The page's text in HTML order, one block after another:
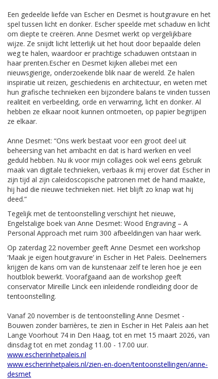
Een gedeelde liefde van Escher en Desmet is houtgravure en het
spel tussen licht en donker. Escher speelde met schaduw en licht
om diepte te creëren. Anne Desmet werkt op vergelijkbare
wijze. Ze snijdt licht letterlijk uit het hout door bepaalde delen
weg te halen, waardoor er prachtige schaduwen ontstaan in
haar prenten.Escher en Desmet kijken allebei met een
nieuwsgierige, onderzoekende blik naar de wereld. Ze halen
inspiratie uit reizen, geschiedenis en architectuur, en weten met
hun grafische technieken een bijzondere balans te vinden tussen
realiteit en verbeelding, orde en verwarring, licht en donker. Al
hebben ze elkaar nooit kunnen ontmoeten, op papier begrijpen
ze elkaar.
Anne Desmet: “Ons werk bestaat voor een groot deel uit
beheersing van het ambacht en dat is hard werken en veel
geduld hebben. Nu ik voor mijn collages ook wel eens gebruik
maak van digitale technieken, verbaas ik mij erover dat Escher in
zijn tijd al zijn caleidoscopische patronen met de hand maakte,
hij had die nieuwe technieken niet. Het blijft zo knap wat hij
deed.”
Tegelijk met de tentoonstelling verschijnt het nieuwe,
Engelstalige boek van Anne Desmet: Wood Engraving – A
Personal Approach met ruim 300 afbeeldingen van haar werk.
Op zaterdag 22 november geeft Anne Desmet een workshop
‘Maak je eigen houtgravure’ in Escher in Het Paleis. Deelnemers
krijgen de kans om van de kunstenaar zelf te leren hoe je een
houtblok bewerkt. Voorafgaand aan de workshop geeft
conservator Mireille Linck een inleidende rondleiding door de
tentoonstelling.
Vanaf 20 november is de tentoonstelling Anne Desmet -
Bouwen zonder barrières, te zien in Escher in Het Paleis aan het
Lange Voorhout 74 in Den Haag, tot en met 15 maart 2026, van
dinsdag tot en met zondag 11.00 - 17.00 uur.
www.escherinhetpaleis.nl
www.escherinhetpaleis.nl/zien-en-doen/tentoonstellingen/anne-
desmet